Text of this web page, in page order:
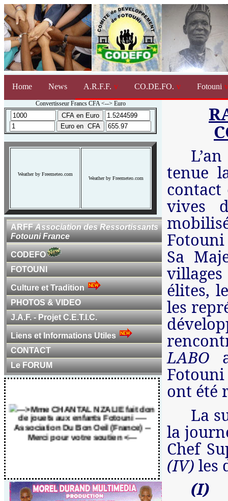
Home News A.R.F.F. CO.DE.FO. Fotouni
Convertisseur Francs CFA <--> Euro
Weather by Freemeteo.com
Weather by Freemeteo.com
ARFFAssociation des Ressortissants
Fotouni France
CODEFO
FOTOUNI
Culture et Tradition
PHOTOS & VIDEO
J.A.F. - Projet C.E.T.I.C.
Liens et Informations Utiles
CONTACT
Le FORUM
de jouets aux enfants Fotouni ----
Association Du Bon Oeil (France) --
Merci pour votre soutien <---
tenue
contact
vives
Sa
élites,
les
LABO
Fotouni
ont été
La
la
Chef
(IV) les
(I)